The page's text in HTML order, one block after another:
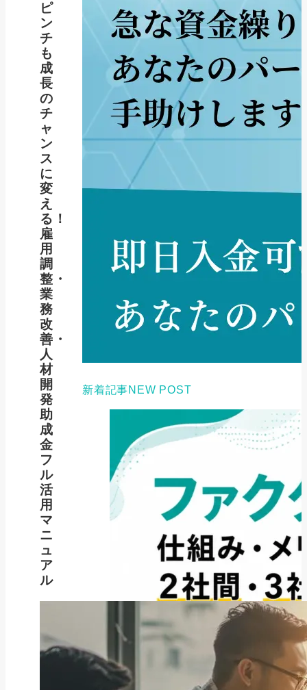
ピ
ン
チ
も
成
長
の
チ
ャ
ン
ス
に
変
え
る！
雇
用
調
整・
業
務
改
善・
人
材
開
発
助
成
金
フ
ル
活
用
マ
ニ
ュ
ア
ル
新着記事NEW POST